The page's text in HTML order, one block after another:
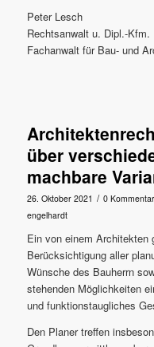
Peter Lesch
Rechtsanwalt u. Dipl.-Kfm.
Fachanwalt für Bau- und
über
machbare
26. Oktober 2021 / 0
engelhardt
Ein von einem Architekten
Berücksichtigung aller
Wünsche des Bauherrn
stehenden Möglichkeiten
und funktionstaugliches
Den Planer treffen